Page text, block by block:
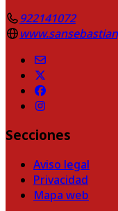
922141072
Secciones
Aviso legal
Privacidad
Mapa web